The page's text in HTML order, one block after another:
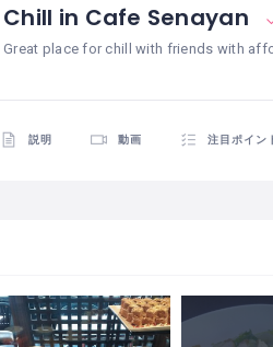
Chill in Cafe Senayan
Great place for chill with friends with
説明 動画 注目ポイン